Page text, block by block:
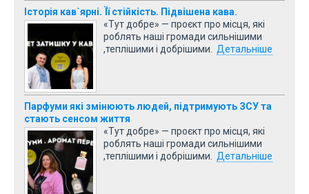
Історія кав`ярні. Її стійкість. Підвішена кава.
«Тут добре» — проєкт про місця, які
роблять наші громади сильнішими
,теплішими і добрішими.
Детальніше
Парфуми які змінюють людей, підтримують ЗСУ та
стають сенсом життя
«Тут добре» — проєкт про місця, які
роблять наші громади сильнішими
,теплішими і добрішими.
Детальніше